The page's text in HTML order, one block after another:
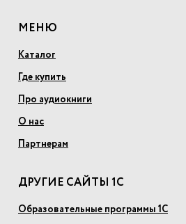
МЕНЮ
Каталог
Где купить
Про аудиокниги
О нас
Партнерам
ДРУГИЕ САЙТЫ 1С
Образовательные программы 1С